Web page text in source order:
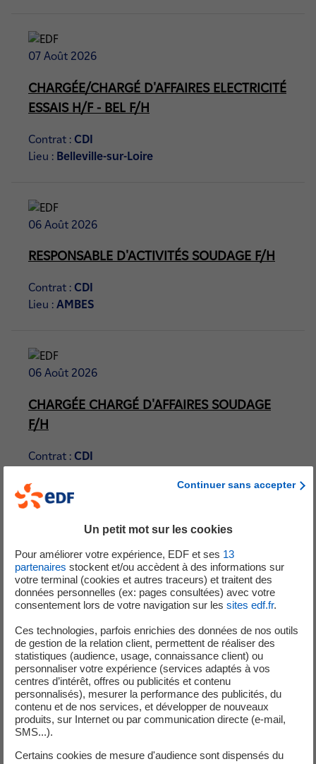
07 Août 2026
CHARGÉE/CHARGÉ D'AFFAIRES ELECTRICITÉ
ESSAIS H/F - BEL F/H
Contrat : CDI
Lieu : Belleville-sur-Loire
06 Août 2026
RESPONSABLE D'ACTIVITÉS SOUDAGE F/H
Contrat : CDI
Lieu : AMBES
06 Août 2026
CHARGÉE CHARGÉ D'AFFAIRES SOUDAGE
F/H
Contrat : CDI
CHARGÉ(E) D'AFFAIRES ELECTRICITÉ H/F -
SLB F/H
Contrat :
CDI
Lieu :Saint-Laurent 41220
05 Août 2026
AGENTE / AGENT TECHNIQUE -
PROTECTION DE SITE F/H
Continuer sans accepter
Un petit mot sur les cookies
Pour améliorer votre expérience, EDF et ses 13
partenaires stockent et/ou accèdent à des informations sur
votre terminal (cookies et autres traceurs) et traitent des
données personnelles (ex: pages consultées) avec votre
consentement lors de votre navigation sur les sites edf.fr.
Ces technologies, parfois enrichies des données de nos outils
de gestion de la relation client, permettent de réaliser des
statistiques (audience, usage, connaissance client) ou
personnaliser votre expérience (services adaptés à vos
centres d’intérêt, offres ou publicités et contenu
personnalisés), mesurer la performance des publicités, du
contenu et de nos services, et développer de nouveaux
produits, sur Internet ou par communication directe (e-mail,
SMS...).
Certains cookies de mesure d'audience sont dispensés du